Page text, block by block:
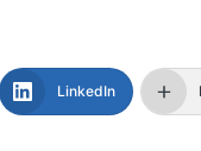
LinkedIn